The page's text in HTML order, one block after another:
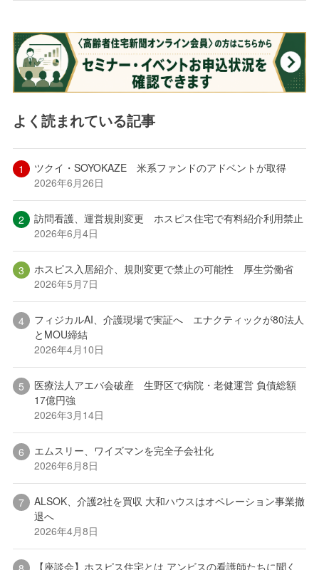
よく読まれている記事
ツクイ・SOYOKAZE 米系ファンドのアドベントが取得
2026年6月26日
訪問看護、運営規則変更 ホスピス住宅で有料紹介利用禁止
2026年6月4日
ホスピス入居紹介、規則変更で禁止の可能性 厚生労働省
2026年5月7日
フィジカルAI、介護現場で実証へ エナクティックが80法人
とMOU締結
2026年4月10日
医療法人アエバ会破産 生野区で病院・老健運営 負債総額
17億円強
2026年3月14日
エムスリー、ワイズマンを完全子会社化
2026年6月8日
ALSOK、介護2社を買収 大和ハウスはオペレーション事業撤
退へ
2026年4月8日
【座談会】ホスピス住宅とは アンビスの看護師たちに聞く